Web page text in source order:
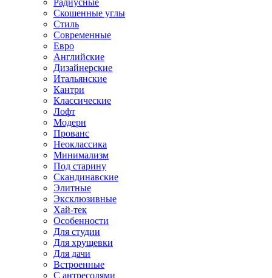
Радиусные
Скошенные углы
Стиль
Современные
Евро
Английские
Дизайнерские
Итальянские
Кантри
Классические
Лофт
Модерн
Прованс
Неоклассика
Минимализм
Под старину
Скандинавские
Элитные
Эксклюзивные
Хай-тек
Особенности
Для студии
Для хрущевки
Для дачи
Встроенные
С антресолями